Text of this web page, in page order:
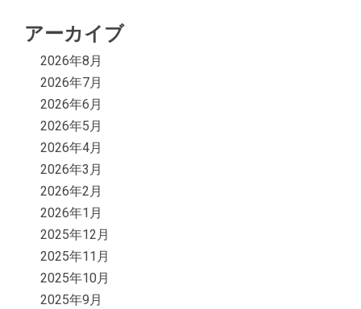
アーカイブ
2026年8月
2026年7月
2026年6月
2026年5月
2026年4月
2026年3月
2026年2月
2026年1月
2025年12月
2025年11月
2025年10月
2025年9月